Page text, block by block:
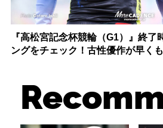
『高松宮記念杯競輪（G1）』終了
ングをチェック！古性優作が早く